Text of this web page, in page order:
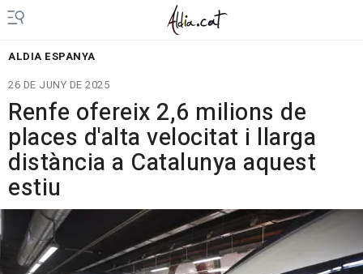
ALDIA ESPANYA
26 DE JUNY DE 2025
Renfe ofereix 2,6 milions de
places d'alta velocitat i llarga
distància a Catalunya aquest
estiu